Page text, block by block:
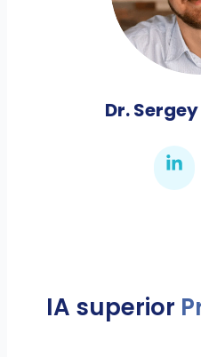
Dr.
IA superior